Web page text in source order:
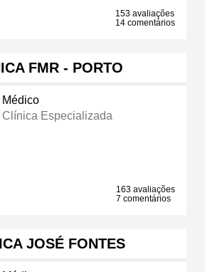
153 avaliações
14 comentários
FMR - PORTO
Médico
Clínica Especializada
163 avaliações
7 comentários
JOSÉ FONTES